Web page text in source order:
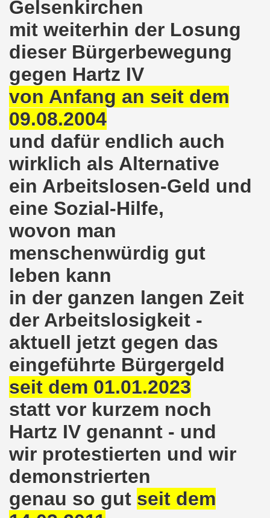
Gelsenkirchen
mit weiterhin der Losung
dieser Bürgerbewegung
gegen Hartz IV
von Anfang an seit dem
09.08.2004
und dafür endlich auch
wirklich als Alternative
ein Arbeitslosen-Geld und
eine Sozial-Hilfe,
wovon man
menschenwürdig gut
leben kann
in der ganzen langen Zeit
der Arbeitslosigkeit -
aktuell jetzt gegen das
eingeführte Bürgergeld
seit dem 01.01.2023
statt vor kurzem noch
Hartz IV genannt - und
wir protestierten und wir
demonstrierten
genau so gut seit dem
Bewegung am 02.11.2020 - auf der Straße gegen das
am 10.10.2020 in Düsseldorf
Montagsdemo-Bewegung am 02. November 2020
auf die Bevölkerung! Beschäftigte und Arbeitslose
ruft auf: Kommt mit am 10.10.2020 gemeinsam
Brennpunkte am 14.09.2020: Wahlauswertung - Lage
Bewegung am 14.09.2020 mit breiter Themenpalette
ich (Thomas Kistermann) zur Kommunalwahl für das
und dadurch wurde bis zum heutigen Zeitpunkt im
16 Jahre Gelsenkirchener Montagsdemo-
Bewegung - Jubiläum am 10.08.2020
im Kampf um Arbeitsplätze und auch im Kampf
Bewegung reiht sich ein am 08.06.2020 in weltweite
und die einzigartige Show-Einlage von dir aus dem
Bewegung am 08.06.2020 im Zeichen der Solidarität
am 25.05.2020: Jetzt erst RECHT die
am 25.05.2020 - Corona-Gerecht und
- Berichte aus erster Hand am 11.05.2020
Krisenlasten auf Arbeiter, auf Erwerbslose, auf
wieder am 11.05.2020 auf der Straße -